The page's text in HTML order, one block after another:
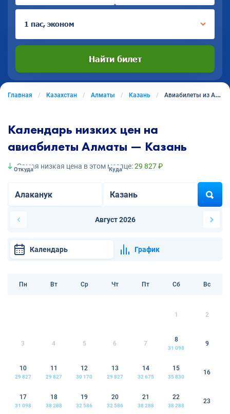
1 пас, эконом
Найти билет
Главная Казахстан Алматы Казань Авиабилеты из Алматы в Казань
Календарь низких цен на
авиабилеты Алматы — Казань
Самая низкая цена в этом месяце:29 827 ₽
Откуда Куда
Август 2026
Календарь График
Пн Вт Ср Чт Пт Сб Вс
1 2
3 4 5 6 7
8
31 098
9
10
29 827
11
29 827
12
30 170
13
29 827
14
32 675
15
35 830
16
17
31 098
18
38 288
19
32 586
20
32 586
21
38 288
22
38 288
23